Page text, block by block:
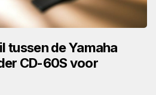
tussen de Yamaha
CD-60S voor